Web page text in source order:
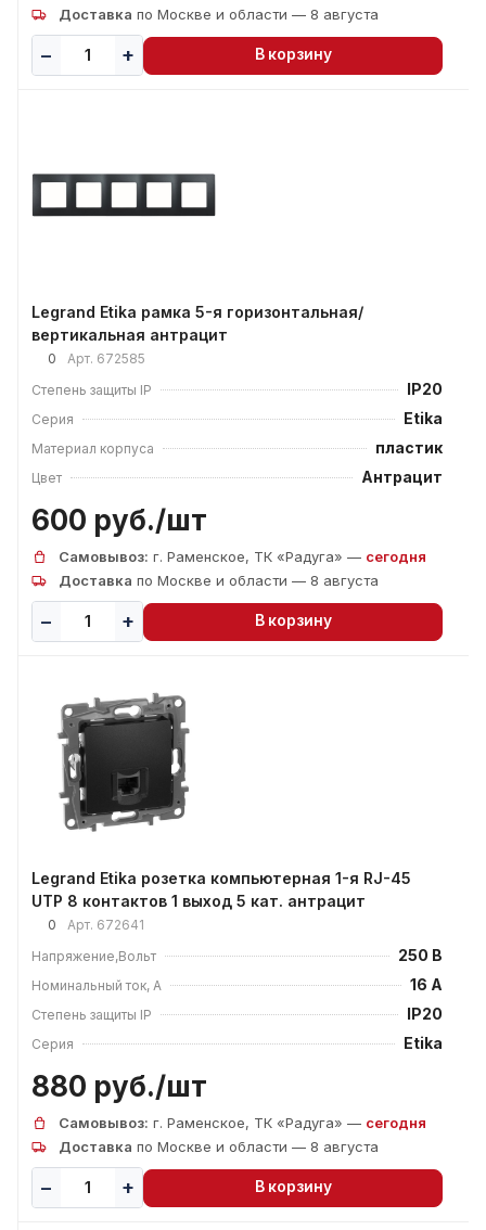
Доставка по Москве и области — 8 августа
В корзину
Legrand Etika рамка 5-я горизонтальная/
вертикальная антрацит
0 Арт. 672585
Степень защиты IP
IP20
Серия Etika
Материал корпуса пластик
Цвет Антрацит
600 руб./шт
Самовывоз: г. Раменское, ТК «Радуга» — сегодня
Доставка по Москве и области — 8 августа
В корзину
Legrand Etika розетка компьютерная 1-я RJ-45
UTP 8 контактов 1 выход 5 кат. антрацит
0 Арт. 672641
Напряжение,Вольт
250 В
Номинальный ток, А 16 А
Степень защиты IP IP20
Серия Etika
880 руб./шт
Самовывоз: г. Раменское, ТК «Радуга» — сегодня
Доставка по Москве и области — 8 августа
В корзину